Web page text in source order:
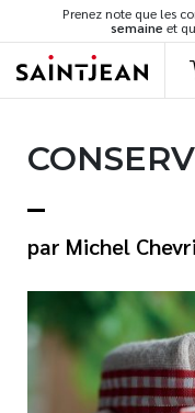
Prenez note que les
semaine et
Romans
Développement
Littérature jeunesse
Spiritualité
Famille
Culture générale
Témoignages
Michel